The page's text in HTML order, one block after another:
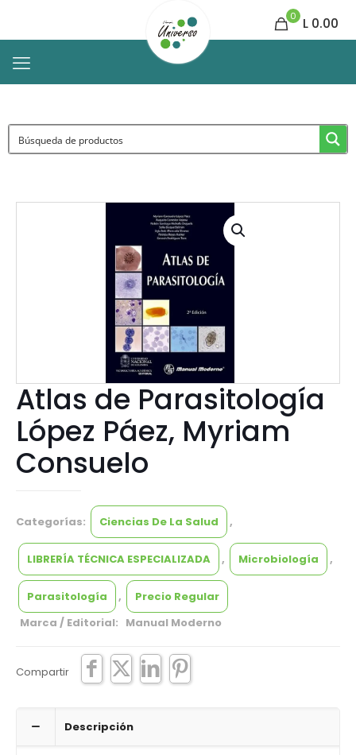
0 L 0.00
Atlas de Parasitología
López Páez, Myriam
Consuelo
Categorías: Ciencias De La Salud ,
LIBRERÍA TÉCNICA ESPECIALIZADA , Microbiología ,
Parasitología ,
Precio Regular
Marca / Editorial: Manual Moderno
Compartir
Descripción